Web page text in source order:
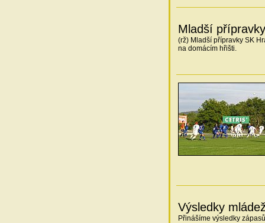
Mladší
(rž) Mladší přípravky SK
na domácím hřišti.
Výsledky
Přinášíme výsledky